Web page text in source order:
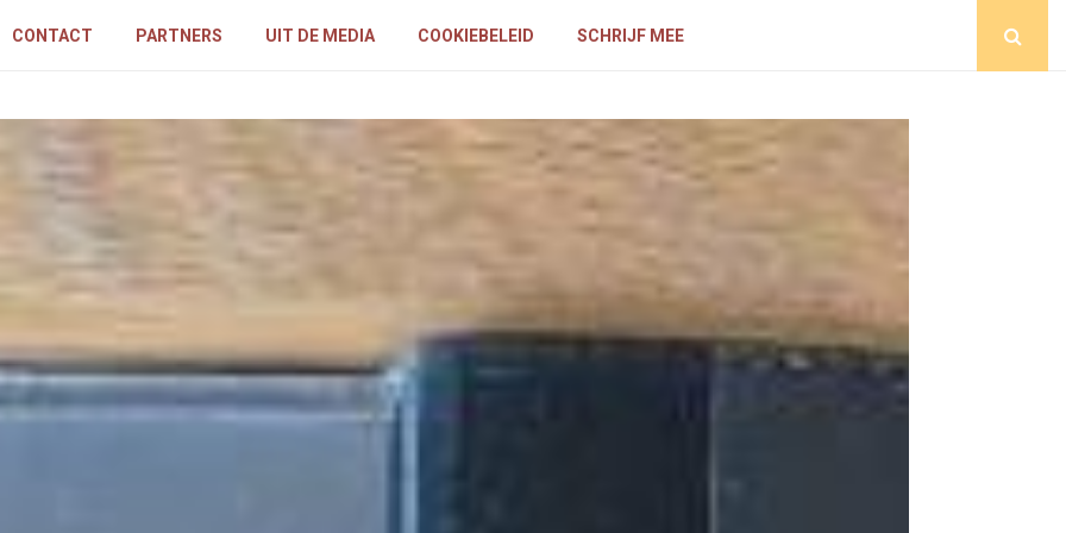
CONTACT PARTNERS UIT DE MEDIA COOKIEBELEID SCHRIJF MEE